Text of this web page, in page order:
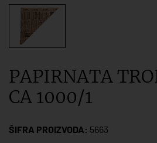
PAPIRNATA
CA 1000/1
ŠIFRA PROIZVODA: 5663